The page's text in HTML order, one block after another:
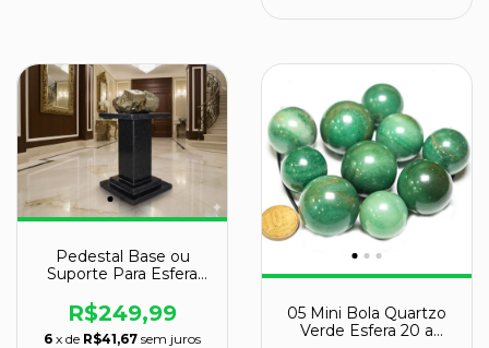
Pedestal Base ou
Suporte Para Esfera
109095
R$249,99
6 x de R$41,67 sem juros
05 Mini Bola Quartzo
Verde Esfera 20 a